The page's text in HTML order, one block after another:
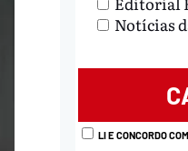
Notícias
LI E CONCORDO